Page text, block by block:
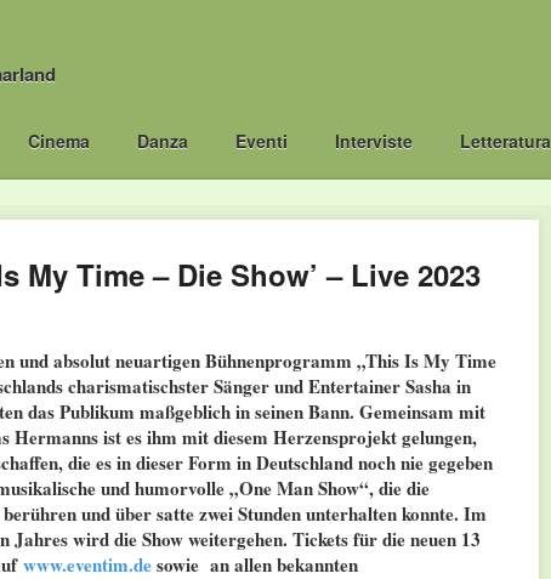
Cinema Danza Eventi Interviste Letteratura
My Time – Die Show’ – Live 2023
und absolut neuartigen Bühnenprogramm „This Is My Time
charismatischster Sänger und Entertainer Sasha in
das Publikum maßgeblich in seinen Bann. Gemeinsam mit
Hermanns ist es ihm mit diesem Herzensprojekt gelungen,
die es in dieser Form in Deutschland noch nie gegeben
und humorvolle „One Man Show“, die die
und über satte zwei Stunden unterhalten konnte. Im
Jahres wird die Show weitergehen. Tickets für die neuen 13
www.eventim.desowie an allen bekannten